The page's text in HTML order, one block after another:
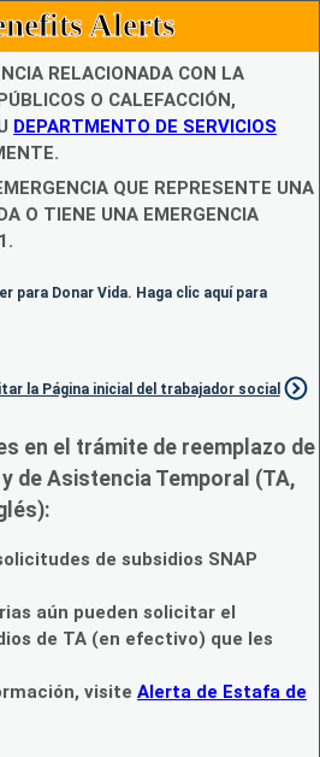
Alerts
RELACIONADA CON LA
O CALEFACCIÓN,
DEPARTMENTO DE SERVICIOS
QUE REPRESENTE UNA
O TIENE UNA EMERGENCIA
para Donar Vida. Haga clic aquí para
la Página inicial del trabajador social
en el trámite de reemplazo de
de Asistencia Temporal (TA,
de subsidios SNAP
aún pueden solicitar el
de TA (en efectivo) que les
visite Alerta de Estafa de